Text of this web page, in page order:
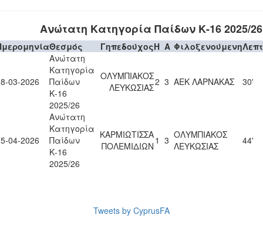
Ανώτατη Κατηγορία Παίδων Κ-16 2025/26
Θεσμός ΓηπεδούχοςH A Φιλοξενούμενη
03-2026
Ανώτατη
Κατηγορία
Παίδων
Κ-16
2025/26
ΟΛΥΜΠΙΑΚΟΣ
ΛΕΥΚΩΣΙΑΣ2 3 ΑΕΚ ΛΑΡΝΑΚΑΣ 30'
04-2026
Ανώτατη
Κατηγορία
Παίδων
Κ-16
2025/26
ΚΑΡΜΙΩΤΙΣΣΑ
ΠΟΛΕΜΙΔΙΩΝ 1 3 ΟΛΥΜΠΙΑΚΟΣ
ΛΕΥΚΩΣΙΑΣ
44'
Tweets by CyprusFA